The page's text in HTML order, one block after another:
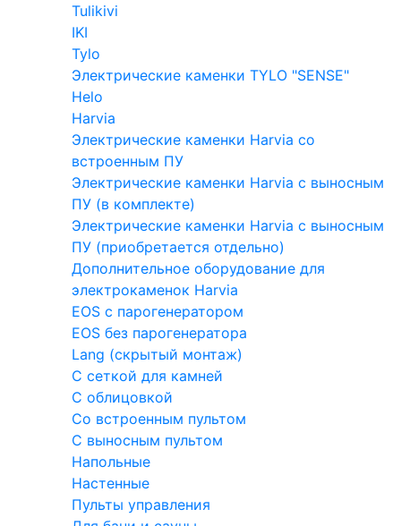
Tulikivi
IKI
Tylo
Электрические каменки TYLO "SENSE"
Helo
Harvia
Электрические каменки Harvia со
встроенным ПУ
Электрические каменки Harvia с выносным
ПУ (в комплекте)
Электрические каменки Harvia с выносным
ПУ (приобретается отдельно)
Дополнительное оборудование для
электрокаменок Harvia
EOS с парогенератором
EOS без парогенератора
Lang (скрытый монтаж)
С сеткой для камней
С облицовкой
Со встроенным пультом
С выносным пультом
Напольные
Настенные
Пульты управления